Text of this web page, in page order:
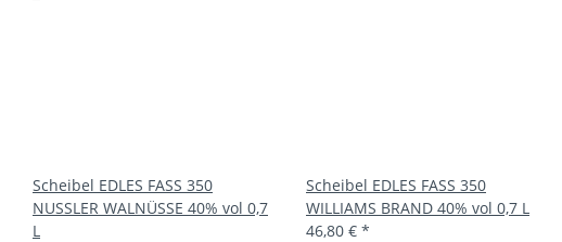
Scheibel EDLES FASS 350
NUSSLER WALNÜSSE 40% vol 0,7
L
Scheibel EDLES FASS 350
WILLIAMS BRAND 40% vol 0,7 L
46,80 € *